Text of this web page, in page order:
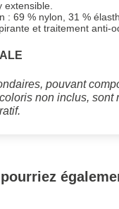
extensible.
: 69 % nylon, 31 %
et traitement anti-
pouvant
non inclus, sont